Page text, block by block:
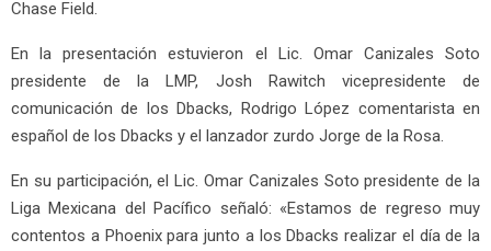
Chase Field.
En la presentación estuvieron el Lic. Omar Canizales Soto
presidente de la LMP, Josh Rawitch vicepresidente de
comunicación de los Dbacks, Rodrigo López comentarista en
español de los Dbacks y el lanzador zurdo Jorge de la Rosa.
En su participación, el Lic. Omar Canizales Soto presidente de la
Liga Mexicana del Pacífico señaló: «Estamos de regreso muy
contentos a Phoenix para junto a los Dbacks realizar el día de la